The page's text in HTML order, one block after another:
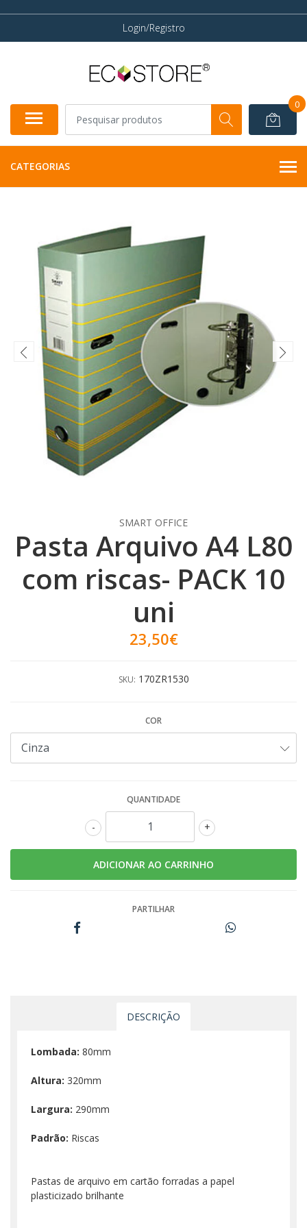
Login/Registro
0
CATEGORIAS
SMART OFFICE
Pasta Arquivo A4 L80
com riscas- PACK 10
uni
23,50€
SKU: 170ZR1530
COR
QUANTIDADE
+
-
PARTILHAR
DESCRIÇÃO
Lombada: 80mm
Altura: 320mm
Largura: 290mm
Padrão: Riscas
Pastas de arquivo em cartão forradas a papel
plasticizado brilhante